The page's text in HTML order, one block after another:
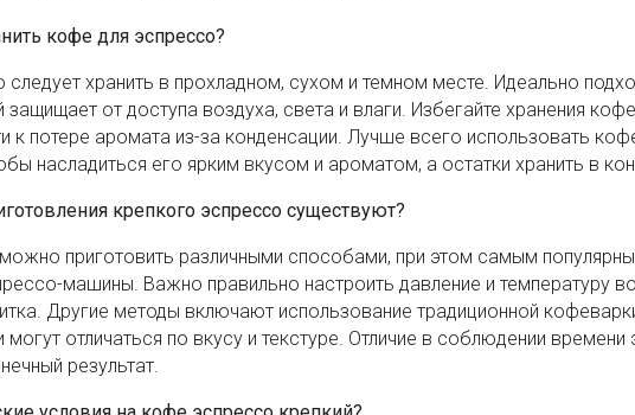
кофе для эспрессо?
хранить в прохладном, сухом и темном месте. Идеально
защищает от доступа воздуха, света и влаги. Избегайте хранения
к потере аромата из-за конденсации. Лучше всего использовать
насладиться его ярким вкусом и ароматом, а остатки хранить в
крепкого эспрессо существуют?
приготовить различными способами, при этом самым
машины. Важно правильно настроить давление и температуру
Другие методы включают использование традиционной
отличаться по вкусу и текстуре. Отличие в соблюдении времени
результат.